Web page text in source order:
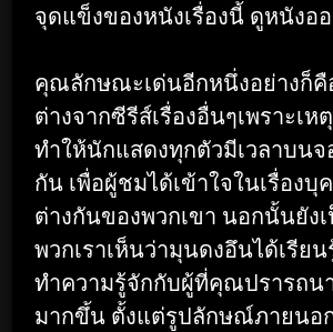
จุดแข็งของหนังเรื่องนี้ ดูหนังอ
คุณลักษณะเด่นอีกหนึ่งอย่างก็คื
ต่างจากซีรีส์เรื่องอื่นๆเพราะเห
ทำให้นักแสดงทุกตัวมีเวลาบนจ
กัน เพื่อผู้ชมได้เข้าใจในเรื่อง
ต่างกันของพวกเขา นอกนั้นยัง
พวกเราเห็นว่ามุนดงอึนได้เรีย
ทำความรู้จักกับผู้ที่คุณปรารถน
มากขึ้น ตั้งแต่รูปลักษณ์ภายนอ